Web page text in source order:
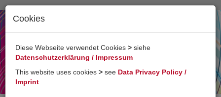
Toggle
Cookies
Diese Webseite verwendet Cookies > siehe
Datenschutzerklärung / Impressum
This website uses cookies > see Data Privacy Policy /
Imprint